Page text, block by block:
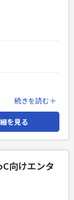
SQL、Javaの
上
いたします。
以上
続きを読む＋
を見る
向けエンタ